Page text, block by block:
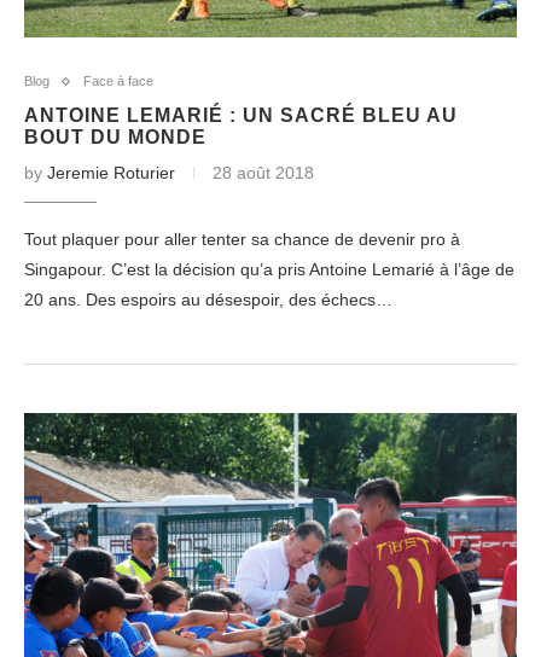
Blog Face à face
ANTOINE LEMARIÉ : UN SACRÉ BLEU AU
BOUT DU MONDE
by Jeremie Roturier 28 août 2018
Tout plaquer pour aller tenter sa chance de devenir pro à
Singapour. C’est la décision qu’a pris Antoine Lemarié à l’âge de
20 ans. Des espoirs au désespoir, des échecs…